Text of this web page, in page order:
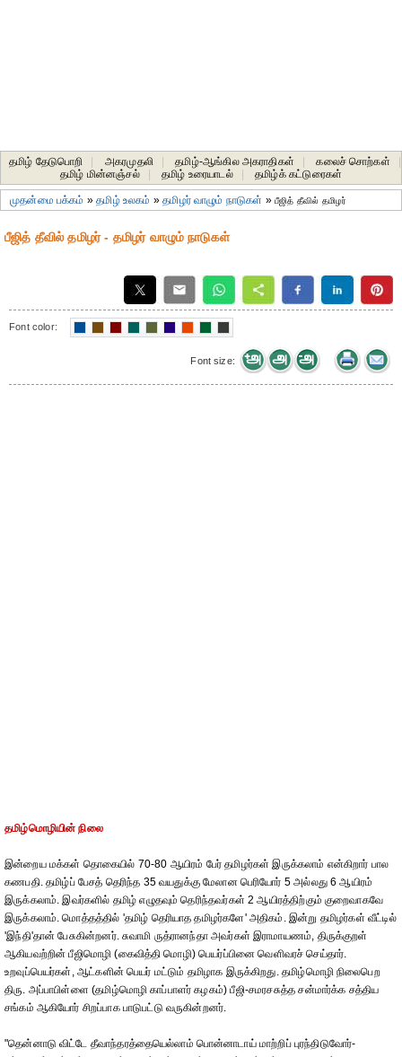
தமிழ் தேடுபொறி அகரமுதலி தமிழ்-ஆங்கில அகராதிகள் கலைச் சொற்கள்
தமிழ் மின்னஞ்சல்
தமிழ் உரையாடல் தமிழ்க் கட்டுரைகள்
முதன்மை பக்கம் »தமிழ் உலகம் »தமிழர் வாழும் நாடுகள் »பீஜித் தீவில் தமிழர்
பீஜித் தீவில் தமிழர் - தமிழர் வாழும் நாடுகள்
Font color:
Font size:
தமிழ்மொழியின் நிலை
இன்றைய மக்கள் தொகையில் 70-80 ஆயிரம் பேர் தமிழர்கள் இருக்கலாம் என்கிறார் பால
கணபதி. தமிழ்ப் பேசத் தெரிந்த 35 வயதுக்கு மேலான பெரியோர் 5 அல்லது 6 ஆயிரம்
இருக்கலாம். இவர்களில் தமிழ் எழுதவும் தெரிந்தவர்கள் 2 ஆயிரத்திற்கும் குறைவாகவே
இருக்கலாம். மொத்தத்தில் 'தமிழ் தெரியாத தமிழர்களே' அதிகம். இன்று தமிழர்கள் வீட்டில்
'இந்தி'தான் பேசுகின்றனர். சுவாமி ருத்ரானந்தா அவர்கள் இராமாயணம், திருக்குறள்
ஆகியவற்றின் பீஜிமொழி (கைவித்தி மொழி) பெயர்ப்பினை வெளிவரச் செய்தார்.
உறவுப்பெயர்கள், ஆட்களின் பெயர் மட்டும் தமிழாக இருக்கிறது. தமிழ்மொழி நிலைபெற
திரு. அப்பாபிள்ளை (தமிழ்மொழி காப்பாளர் கழகம்) பீஜி-சமரசசுத்த சன்மார்க்க சத்திய
சங்கம் ஆகியோர் சிறப்பாக பாடுபட்டு வருகின்றனர்.
"தென்னாடு விட்டே தீவாந்தரத்தையெல்லாம் பொன்னாடாய் மாற்றிப் புரந்திடுவோர்-